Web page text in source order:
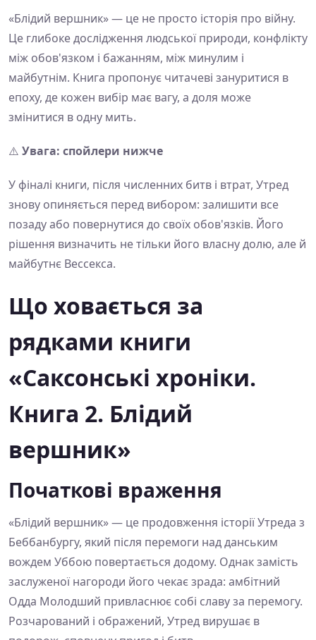
«Блідий вершник» — це не просто історія про війну.
Це глибоке дослідження людської природи, конфлікту
між обов'язком і бажанням, між минулим і
майбутнім. Книга пропонує читачеві зануритися в
епоху, де кожен вибір має вагу, а доля може
змінитися в одну мить.
⚠️ Увага: спойлери нижче
У фіналі книги, після численних битв і втрат, Утред
знову опиняється перед вибором: залишити все
позаду або повернутися до своїх обов'язків. Його
рішення визначить не тільки його власну долю, але й
майбутнє Вессекса.
Що ховається за
рядками книги
«Саксонські хроніки.
Книга 2. Блідий
вершник»
Початкові враження
«Блідий вершник» — це продовження історії Утреда з
Беббанбургу, який після перемоги над данським
вождем Уббою повертається додому. Однак замість
заслуженої нагороди його чекає зрада: амбітний
Одда Молодший привласнює собі славу за перемогу.
Розчарований і ображений, Утред вирушає в